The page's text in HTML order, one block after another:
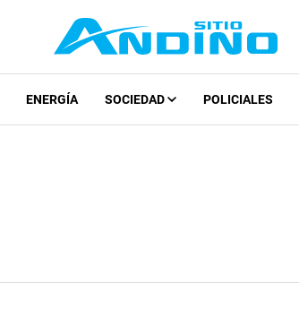
ENERGÍA SOCIEDAD POLICIALES